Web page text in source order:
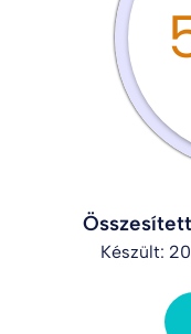
Készült: